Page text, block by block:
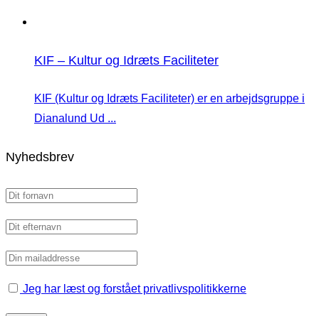
KIF – Kultur og Idræts Faciliteter
KIF (Kultur og Idræts Faciliteter) er en arbejdsgruppe i
Dianalund Ud ...
Nyhedsbrev
Jeg har læst og forstået privatlivspolitikkerne